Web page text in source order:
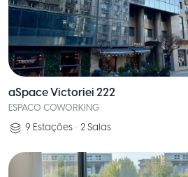
aSpace Victoriei 222
ESPACO COWORKING
9 Estações • 2 Salas